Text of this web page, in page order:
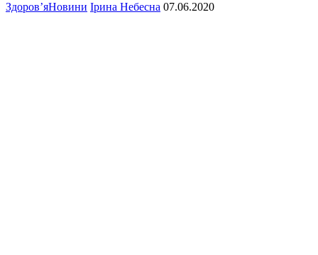
Здоров’яНовини Ірина Небесна 07.06.2020